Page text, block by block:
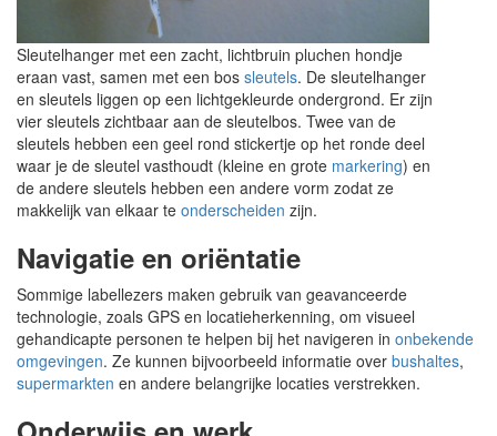
Sleutelhanger met een zacht, lichtbruin pluchen hondje
eraan vast, samen met een bos sleutels. De sleutelhanger
en sleutels liggen op een lichtgekleurde ondergrond. Er zijn
vier sleutels zichtbaar aan de sleutelbos. Twee van de
sleutels hebben een geel rond stickertje op het ronde deel
waar je de sleutel vasthoudt (kleine en grote markering) en
de andere sleutels hebben een andere vorm zodat ze
makkelijk van elkaar te onderscheiden zijn.
Navigatie en oriëntatie
Sommige labellezers maken gebruik van geavanceerde
technologie, zoals GPS en locatieherkenning, om visueel
gehandicapte personen te helpen bij het navigeren in onbekende
omgevingen. Ze kunnen bijvoorbeeld informatie over bushaltes,
supermarkten en andere belangrijke locaties verstrekken.